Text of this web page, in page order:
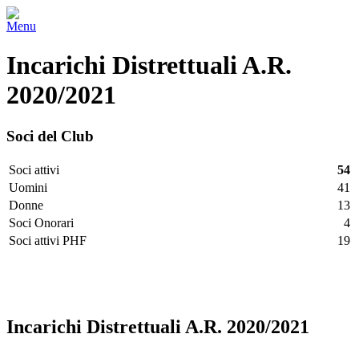
Menu
Incarichi Distrettuali A.R.
2020/2021
Soci del Club
Soci attivi
54
Uomini
41
Donne
13
Soci Onorari
4
Soci attivi PHF
19
Incarichi Distrettuali A.R. 2020/2021